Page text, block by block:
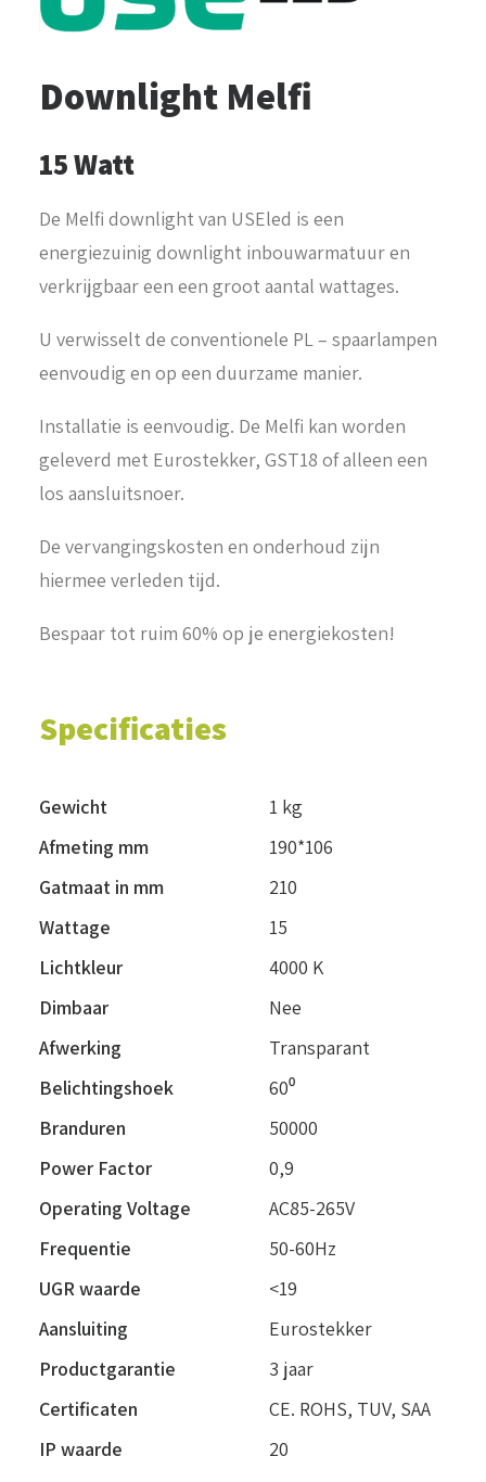
Downlight Melfi
15 Watt
De Melfi downlight van USEled is een
energiezuinig downlight inbouwarmatuur en
verkrijgbaar een een groot aantal wattages.
U verwisselt de conventionele PL – spaarlampen
eenvoudig en op een duurzame manier.
Installatie is eenvoudig. De Melfi kan worden
geleverd met Eurostekker, GST18 of alleen een
los aansluitsnoer.
De vervangingskosten en onderhoud zijn
hiermee verleden tijd.
Bespaar tot ruim 60% op je energiekosten!
Specificaties
Gewicht
1 kg
Afmeting mm
190*106
Gatmaat in mm
210
Wattage
15
Lichtkleur
4000 K
Dimbaar
Nee
Afwerking
Transparant
Belichtingshoek
60⁰
Branduren
50000
Power Factor
0,9
Operating Voltage
AC85-265V
Frequentie
50-60Hz
UGR waarde
<19
Aansluiting
Eurostekker
Productgarantie
3 jaar
Certificaten
CE. ROHS, TUV, SAA
IP waarde
20